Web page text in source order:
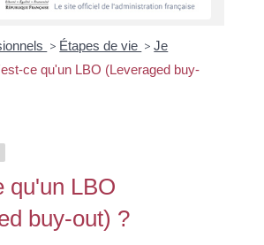
> Étapes de vie > Je
ce qu'un LBO (Leveraged buy-
qu'un LBO
buy-out) ?